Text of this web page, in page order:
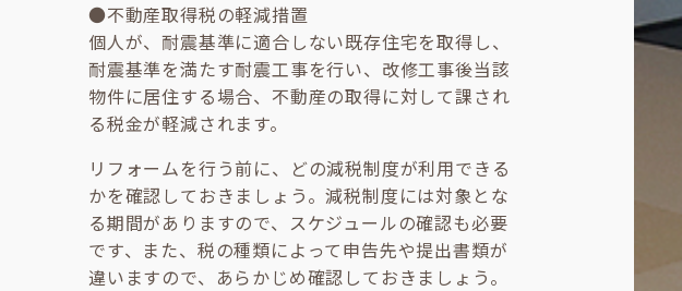
●不動産取得税の軽減措置
個人が、耐震基準に適合しない既存住宅を取得し、
耐震基準を満たす耐震工事を行い、改修工事後当該
物件に居住する場合、不動産の取得に対して課され
る税金が軽減されます。
リフォームを行う前に、どの減税制度が利用できる
かを確認しておきましょう。減税制度には対象とな
る期間がありますので、スケジュールの確認も必要
です、また、税の種類によって申告先や提出書類が
違いますので、あらかじめ確認しておきましょう。